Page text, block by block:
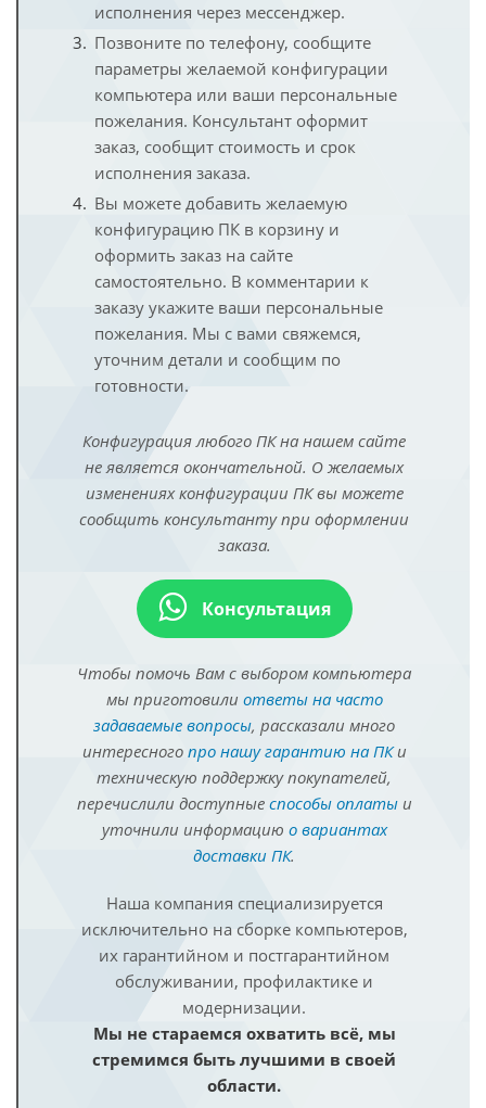
исполнения через мессенджер.
Позвоните по телефону, сообщите
параметры желаемой конфигурации
компьютера или ваши персональные
пожелания. Консультант оформит
заказ, сообщит стоимость и срок
исполнения заказа.
Вы можете добавить желаемую
конфигурацию ПК в корзину и
оформить заказ на сайте
самостоятельно. В комментарии к
заказу укажите ваши персональные
пожелания. Мы с вами свяжемся,
уточним детали и сообщим по
готовности.
Конфигурация любого ПК на нашем сайте
не является окончательной. О желаемых
изменениях конфигурации ПК вы можете
сообщить консультанту при оформлении
заказа.
Консультация
Чтобы помочь Вам с выбором компьютера
мы приготовили ответы на часто
задаваемые вопросы, рассказали много
интересного про нашу гарантию на ПКи
техническую поддержку покупателей,
перечислили доступные способы оплатыи
уточнили информацию о вариантах
доставки ПК.
Наша компания специализируется
исключительно на сборке компьютеров,
их гарантийном и постгарантийном
обслуживании, профилактике и
модернизации.
Мы не стараемся охватить всё, мы
стремимся быть лучшими в своей
области.